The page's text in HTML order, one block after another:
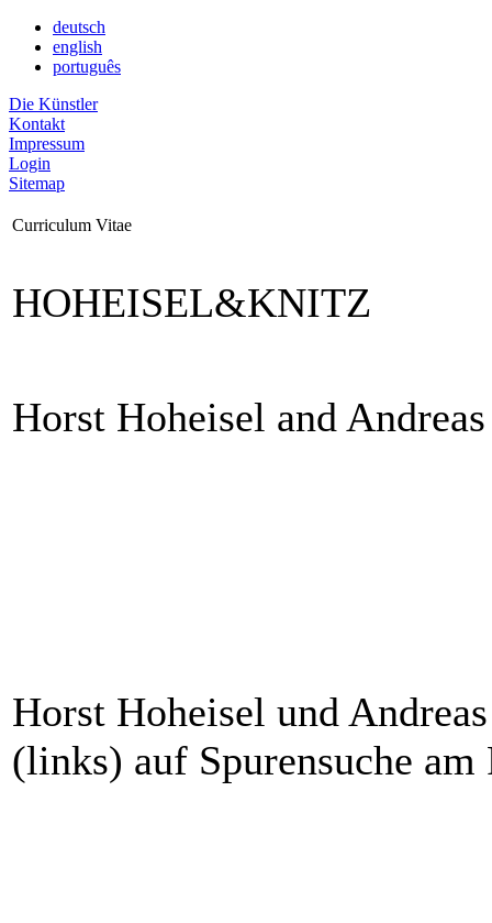
deutsch
english
português
Die Künstler
Kontakt
Impressum
Login
Sitemap
Curriculum Vitae
HOHEISEL&KNITZ
Horst Hoheisel and
Horst Hoheisel und
(links) auf Spurensuche am